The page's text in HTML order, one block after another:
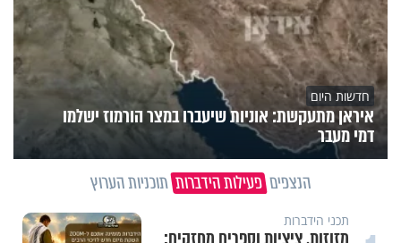
חדשות היום
איראן מתעקשת: אוניות שיעברו במצר הורמוז ישלמו
דמי מעבר
הנצפים פעילות הידברות תוכניות הערוץ